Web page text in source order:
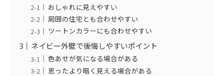
おしゃれに見えやすい
周囲の住宅とも合わせやすい
ツートンカラーにも合わせやすい
ネイビー外壁で後悔しやすいポイント
色あせが気になる場合がある
思ったより暗く見える場合がある